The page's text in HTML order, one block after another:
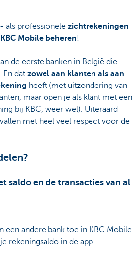
als professionele zichtrekeningen
Mobile beheren!
de eerste banken in België die
En dat zowel aan klanten als aan
heeft (met uitzondering van
maar open je als klant met een
bij KBC, weer wel). Uiteraard
met heel veel respect voor de
saldo en de transacties van al
een andere bank toe in KBC Mobile
rekeningsaldo in de app.